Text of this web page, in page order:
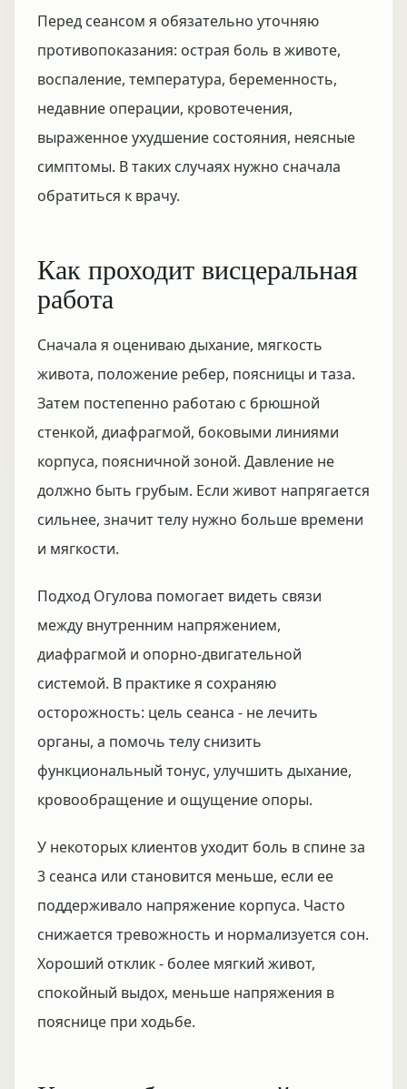
Перед сеансом я обязательно уточняю
противопоказания: острая боль в животе,
воспаление, температура, беременность,
недавние операции, кровотечения,
выраженное ухудшение состояния, неясные
симптомы. В таких случаях нужно сначала
обратиться к врачу.
Как проходит висцеральная
работа
Сначала я оцениваю дыхание, мягкость
живота, положение ребер, поясницы и таза.
Затем постепенно работаю с брюшной
стенкой, диафрагмой, боковыми линиями
корпуса, поясничной зоной. Давление не
должно быть грубым. Если живот напрягается
сильнее, значит телу нужно больше времени
и мягкости.
Подход Огулова помогает видеть связи
между внутренним напряжением,
диафрагмой и опорно-двигательной
системой. В практике я сохраняю
осторожность: цель сеанса - не лечить
органы, а помочь телу снизить
функциональный тонус, улучшить дыхание,
кровообращение и ощущение опоры.
У некоторых клиентов уходит боль в спине за
3 сеанса или становится меньше, если ее
поддерживало напряжение корпуса. Часто
снижается тревожность и нормализуется сон.
Хороший отклик - более мягкий живот,
спокойный выдох, меньше напряжения в
пояснице при ходьбе.